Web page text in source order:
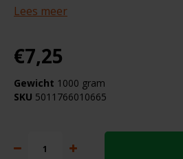
Lees meer
€7,25
Gewicht 1000 gram
SKU 5011766010665